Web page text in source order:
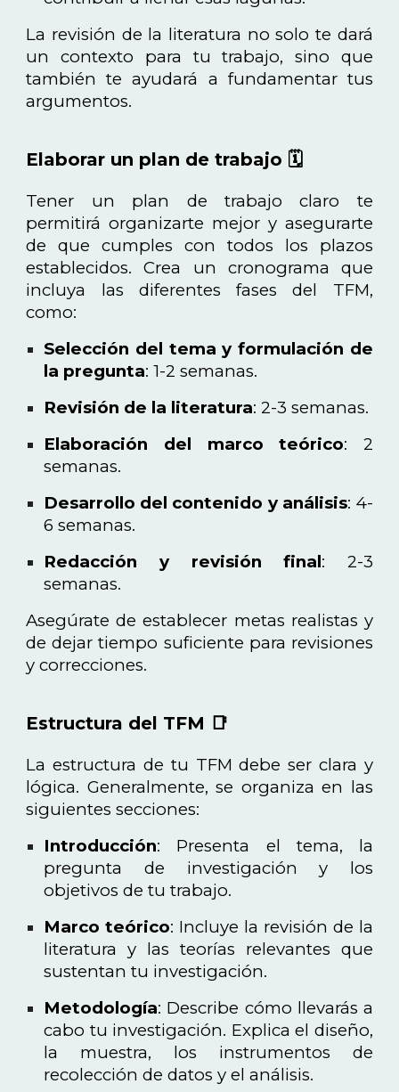
La revisión de la literatura no solo te dará
un contexto para tu trabajo, sino que
también te ayudará a fundamentar tus
argumentos.
Elaborar un plan de trabajo 🗓️
Tener un plan de trabajo claro te
permitirá organizarte mejor y asegurarte
de que cumples con todos los plazos
establecidos. Crea un cronograma que
incluya las diferentes fases del TFM,
como:
Selección del tema y formulación de
la pregunta: 1-2 semanas.
Revisión de la literatura: 2-3 semanas.
Elaboración del marco teórico: 2
semanas.
Desarrollo del contenido y análisis: 4-
6 semanas.
Redacción y revisión final: 2-3
semanas.
Asegúrate de establecer metas realistas y
de dejar tiempo suficiente para revisiones
y correcciones.
Estructura del TFM 📑
La estructura de tu TFM debe ser clara y
lógica. Generalmente, se organiza en las
siguientes secciones:
Introducción: Presenta el tema, la
pregunta de investigación y los
objetivos de tu trabajo.
Marco teórico: Incluye la revisión de la
literatura y las teorías relevantes que
sustentan tu investigación.
Metodología: Describe cómo llevarás a
cabo tu investigación. Explica el diseño,
la muestra, los instrumentos de
recolección de datos y el análisis.